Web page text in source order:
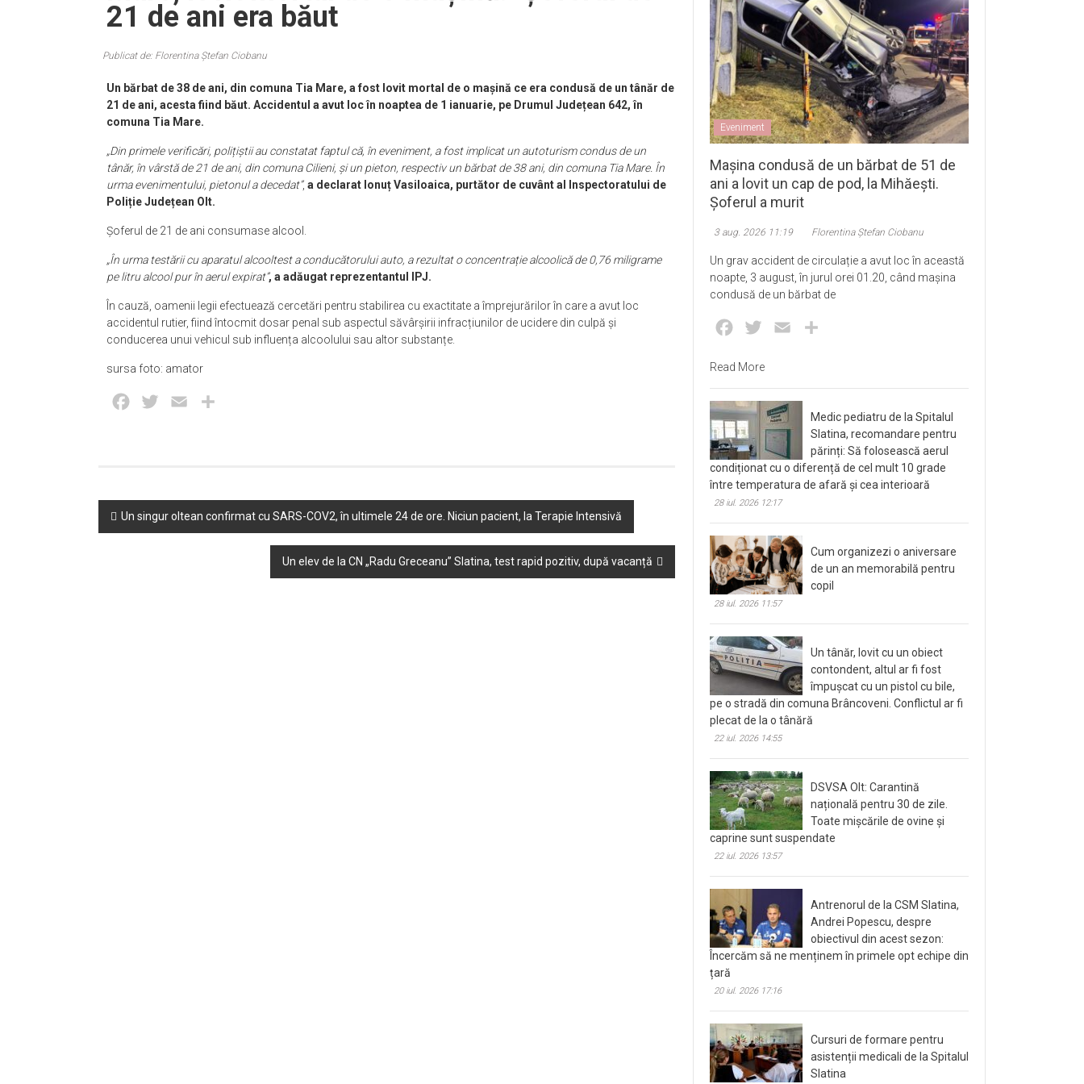
21 de ani era băut
Publicat de: Florentina Ștefan Ciobanu
Un bărbat de 38 de ani, din comuna Tia Mare, a fost lovit mortal de o mașină ce era condusă de un tânăr de
21 de ani, acesta fiind băut. Accidentul a avut loc în noaptea de 1 ianuarie, pe Drumul Județean 642, în
comuna Tia Mare.
„Din primele verificări, polițiștii au constatat faptul că, în eveniment, a fost implicat un autoturism condus de un
tânăr, în vârstă de 21 de ani, din comuna Cilieni, și un pieton, respectiv un bărbat de 38 ani, din comuna Tia Mare. În
urma evenimentului, pietonul a decedat”, a declarat Ionuț Vasiloaica, purtător de cuvânt al Inspectoratului de
Poliție Județean Olt.
Șoferul de 21 de ani consumase alcool.
„În urma testării cu aparatul alcooltest a conducătorului auto, a rezultat o concentrație alcoolică de 0,76 miligrame
pe litru alcool pur în aerul expirat”, a adăugat reprezentantul IPJ.
În cauză, oamenii legii efectuează cercetări pentru stabilirea cu exactitate a împrejurărilor în care a avut loc
accidentul rutier, fiind întocmit dosar penal sub aspectul săvârșirii infracțiunilor de ucidere din culpă și
conducerea unui vehicul sub influența alcoolului sau altor substanțe.
sursa foto: amator
Facebook
Twitter Email
Post
navigation
Un singur oltean confirmat cu SARS-COV2, în ultimele 24 de ore. Niciun pacient, la Terapie Intensivă
Un elev de la CN „Radu Greceanu” Slatina, test rapid pozitiv, după vacanță
Eveniment
Mașina condusă de un bărbat de 51 de
ani a lovit un cap de pod, la Mihăești.
Șoferul a murit
3 aug. 2026 11:19 Florentina Ștefan Ciobanu
Un grav accident de circulație a avut loc în această
noapte, 3 august, în jurul orei 01.20, când mașina
condusă de un bărbat de
Facebook
Twitter Email
Read More
Medic pediatru de la Spitalul
Slatina, recomandare pentru
părinți: Să folosească aerul
condiționat cu o diferență de cel mult 10 grade
între temperatura de afară și cea interioară
28 iul. 2026 12:17
Cum organizezi o aniversare
de un an memorabilă pentru
copil
28 iul. 2026 11:57
Un tânăr, lovit cu un obiect
contondent, altul ar fi fost
împușcat cu un pistol cu bile,
pe o stradă din comuna Brâncoveni. Conflictul ar fi
plecat de la o tânără
22 iul. 2026 14:55
DSVSA Olt: Carantină
națională pentru 30 de zile.
Toate mișcările de ovine și
caprine sunt suspendate
22 iul. 2026 13:57
Antrenorul de la CSM Slatina,
Andrei Popescu, despre
obiectivul din acest sezon:
Încercăm să ne menținem în primele opt echipe din
țară
20 iul. 2026 17:16
Cursuri de formare pentru
asistenții medicali de la Spitalul
Slatina